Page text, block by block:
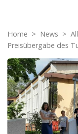
Home > News >
Preisübergabe des